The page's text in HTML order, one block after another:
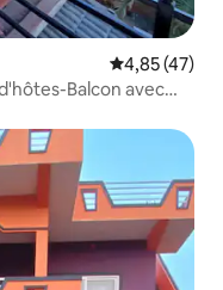
Évaluation
4,85 (47)
Balcon avec